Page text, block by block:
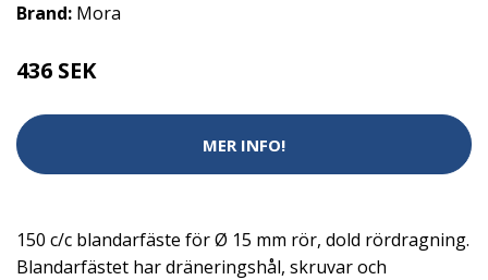
Brand: Mora
436 SEK
MER INFO!
150 c/c blandarfäste för Ø 15 mm rör, dold rördragning.
Blandarfästet har dräneringshål, skruvar och